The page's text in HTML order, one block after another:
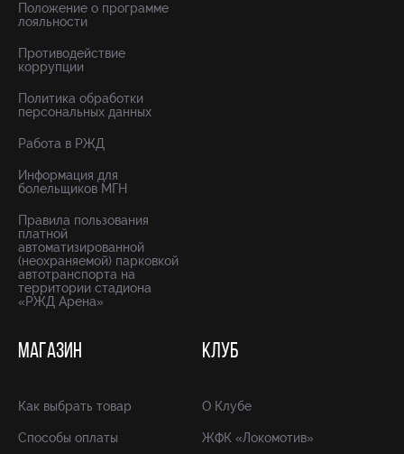
Положение о программе
лояльности
Противодействие
коррупции
Политика обработки
персональных данных
Работа в РЖД
Информация для
болельщиков МГН
Правила пользования
платной
автоматизированной
(неохраняемой) парковкой
автотранспорта на
территории стадиона
«РЖД Арена»
МАГАЗИН
Как выбрать товар
Способы оплаты
КЛУБ
О Клубе
ЖФК «Локомотив»